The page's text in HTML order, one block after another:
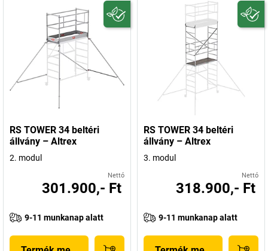
RS TOWER 34 beltéri
állvány – Altrex
2. modul
Nettó
301.900,- Ft
9-11 munkanap alatt
RS TOWER 34 beltéri
állvány – Altrex
3. modul
Nettó
318.900,- Ft
9-11 munkanap alatt